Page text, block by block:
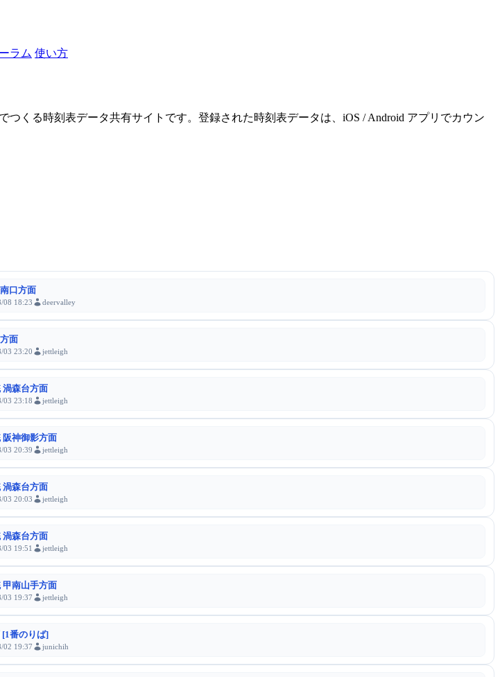
ラム 使い方
くる時刻表データ共有サイトです。登録された時刻表データは、iOS / Android アプリでカウン
口方面
08 18:23 deervalley
面
03 23:20 jettleigh
渦森台方面
03 23:18 jettleigh
阪神御影方面
03 20:39 jettleigh
渦森台方面
03 20:03 jettleigh
渦森台方面
03 19:51 jettleigh
甲南山手方面
03 19:37 jettleigh
[1番のりば]
02 19:37 junichih